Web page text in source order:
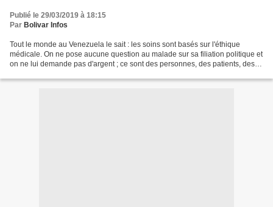
Publié le 29/03/2019 à 18:15
Par Bolivar Infos
Tout le monde au Venezuela le sait : les soins sont basés sur l'éthique
médicale. On ne pose aucune question au malade sur sa filiation politique et
on ne lui demande pas d'argent ; ce sont des personnes, des patients, des